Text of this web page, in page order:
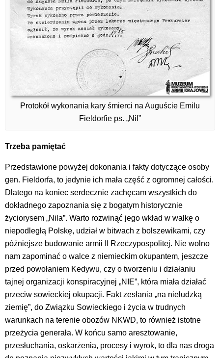
Protokół wykonania kary śmierci na Auguście Emilu
Fieldorfie ps. „Nil”
Trzeba pamiętać
Przedstawione powyżej dokonania i fakty dotyczące osoby
gen. Fieldorfa, to jedynie ich mała część z ogromnej całości.
Dlatego na koniec serdecznie zachęcam wszystkich do
dokładnego zapoznania się z bogatym historycznie
życiorysem „Nila”. Warto rozwinąć jego wkład w walkę o
niepodległą Polskę, udział w bitwach z bolszewikami, czy
późniejsze budowanie armii II Rzeczypospolitej. Nie wolno
nam zapominać o walce z niemieckim okupantem, jeszcze
przed powołaniem Kedywu, czy o tworzeniu i działaniu
tajnej organizacji konspiracyjnej „NIE”, która miała działać
przeciw sowieckiej okupacji. Fakt zesłania „na nieludzką
ziemię”, do Związku Sowieckiego i życia w trudnych
warunkach na terenie obozów NKWD, to również istotne
przeżycia generała. W końcu samo aresztowanie,
przesłuchania, oskarżenia, procesy i wyrok, to dla nas droga